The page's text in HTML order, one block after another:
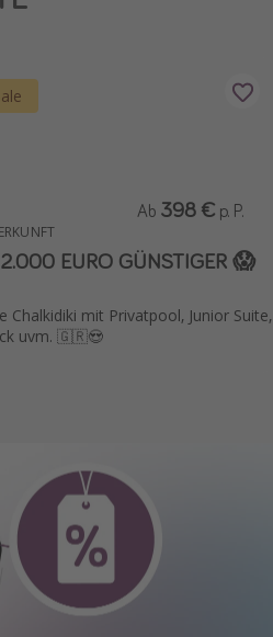
EURO GÜNSTIGER 😱
Chalkidiki mit Privatpool, Junior Suite,
uvm. 🇬🇷😍
Ab 398 € p. P.